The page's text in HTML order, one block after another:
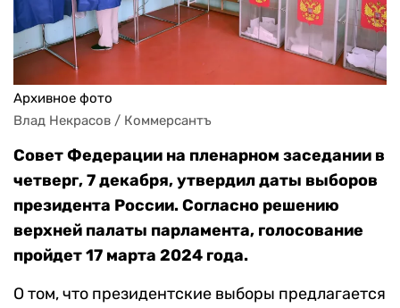
Архивное фото
Влад Некрасов / Коммерсантъ
Совет Федерации на пленарном заседании в
четверг, 7 декабря, утвердил даты выборов
президента России. Согласно решению
верхней палаты парламента, голосование
пройдет 17 марта 2024 года.
О том, что президентские выборы предлагается